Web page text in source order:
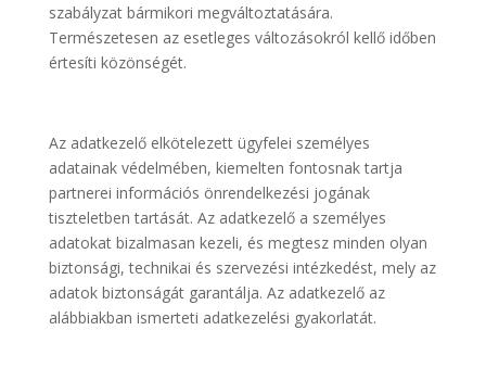
szabályzat bármikori megváltoztatására.
Természetesen az esetleges változásokról kellő időben
értesíti közönségét.
Az adatkezelő elkötelezett ügyfelei személyes
adatainak védelmében, kiemelten fontosnak tartja
partnerei információs önrendelkezési jogának
tiszteletben tartását. Az adatkezelő a személyes
adatokat bizalmasan kezeli, és megtesz minden olyan
biztonsági, technikai és szervezési intézkedést, mely az
adatok biztonságát garantálja. Az adatkezelő az
alábbiakban ismerteti adatkezelési gyakorlatát.